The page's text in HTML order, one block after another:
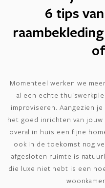
6 tips
Momenteel werken we
al een echte
improviseren. Aangezien
het goed inrichten van jouw
overal in huis een fijne
ook in de toekomst nog
afgesloten ruimte is
die luxe niet hebt is een